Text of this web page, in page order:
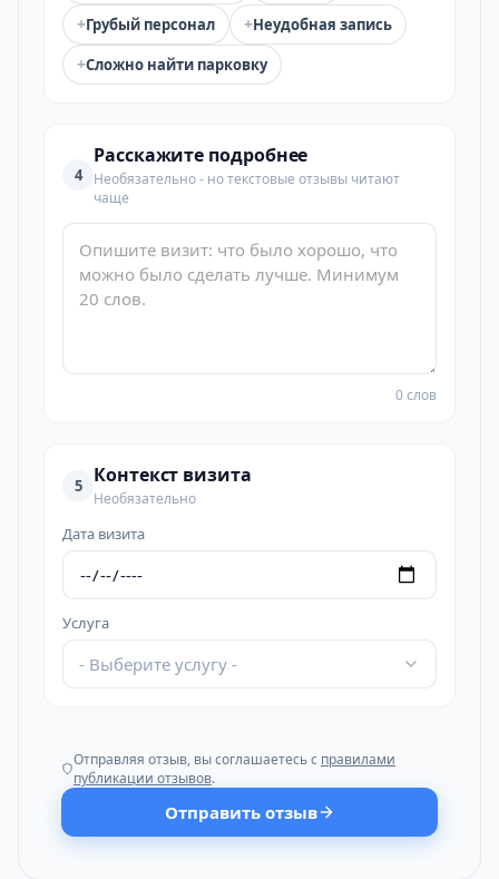
+Грубый персонал +Неудобная запись
+Сложно найти парковку
4
Расскажите подробнее
Необязательно - но текстовые отзывы читают
чаще
0 слов
5 Контекст визита
Необязательно
Дата визита
Услуга
- Выберите услугу -
Отправляя отзыв, вы соглашаетесь с правилами
публикации отзывов.
Отправить отзыв